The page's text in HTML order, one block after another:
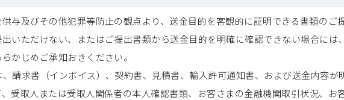
与及びその他犯罪等防止の観点より、送金目的を客観的に証明できる書類のご
いただけない、またはご提出書類から送金目的を明確に確認できない場合には
かじめご承知おきください。
請求書（インボイス）、契約書、見積書、輸入許可通知書、および送金内容が
受取人または受取人関係者の本人確認書類、お客さまの金融機関取引状況、お